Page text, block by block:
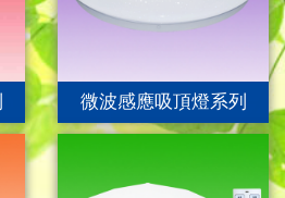
微波感應吸頂燈系列